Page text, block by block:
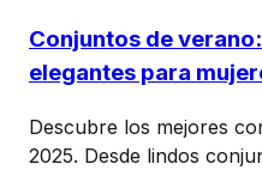
Conjuntos de
elegantes para
Descubre los mejores
2025. Desde lindos